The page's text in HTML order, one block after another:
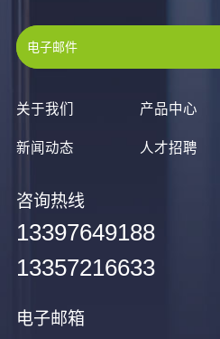
关于我们 产品中心
新闻动态 人才招聘
咨询热线
13397649188
13357216633
电子邮箱